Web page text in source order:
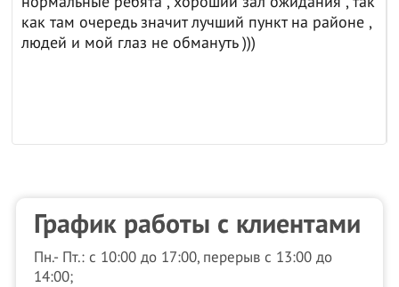
как там очередь значит лучший пункт на районе ,
людей и мой глаз не обмануть )))
График работы с клиентами
Пн.- Пт.: с 10:00 до 17:00, перерыв с 13:00 до
14:00;